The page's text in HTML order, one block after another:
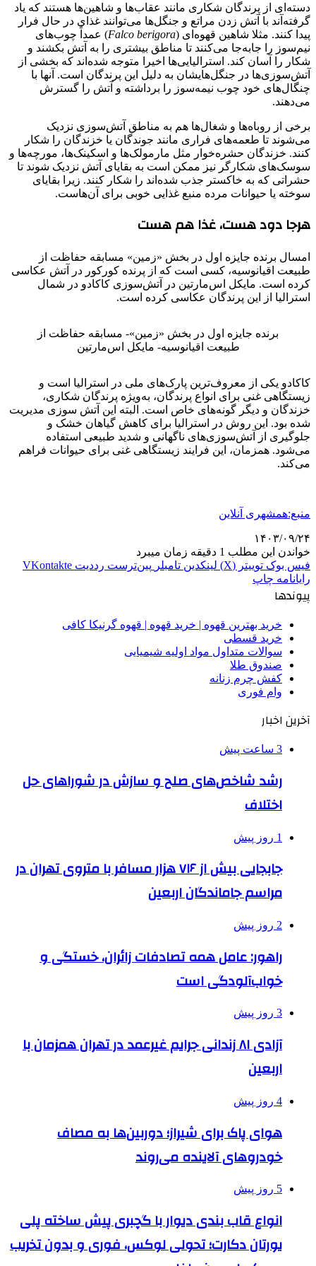
دسته‌ای از پرندگان شکاری مانند عقاب‌ها و شاهین‌ها هستند که یاد
گرفته‌آند با آتش زدن مراتع و جنگل‌ها می‌توانند غذای در حال فرار
پیدا کنند. مثلا شاهین قهوه‌ای (Falco berigora) عمداً چوب‌های
نیم‌سوز را جابه‌جا می‌کنند تا مناطق بیشتری را به آتش بکشند و
شکار را آسان کند. استرالیایی‌ها اخیرا متوجه شده‌اند که بخشی از
آتش‌سوزی‌ها در جنگل‌هایشان به دلیل این پرندگان است. آنها با
چنگال‌های خود چوب نیمه‌سوز را برداشته و آتش را گسترش
می‌دهند.
برخی از روباه‌ها و شغال‌ها هم به مناطق آتش‌سوزی نزدیک
می‌شوند تا طعمه‌های فراری مانند جوندگان یا خزندگان را شکار
کنند. خزندگان حشره‌خوار مثل مارمولک‌ها و اسکینک‌ها، مورچه‌ها و
سوسک‌های شکارگر نیز ممکن است به بقایای آتش نزدیک شوند تا
حشراتی که به خاکستر جذب شده‌اند را شکار کنند. زیرا بقایای
سوخته یا حیوانات مرده منبع غذایی خوبی برای آن‌هاست.
هرجا دود هست، غذا هم هست
امسال برنده جایزه اول در بخش «زمین» مسابقه حفاظت از
طبیعت اقیانوسیه، کسی است که از پرنده کورکور در آتش عکاسی
کرده است. مایکل اس‌مارتین در آتش‌سوزی کاکادو در شمال
استرالیا از این پرندگان عکاسی کرده است.
برنده جایزه اول در بخش «زمین»- مسابقه حفاظت از
طبیعت اقیانوسیه- مایکل اس‌مارتین
کاکادو یکی از معروف‌ترین پارک‌های ملی در استرالیا است و
زیستگاهی غنی برای انواع پرندگان، به‌ویژه پرندگان شکاری،
خزندگان و دیگر گونه‌های خاص است. البته این آتش سوزی مدیریت
شده بود. این روش در استرالیا برای کاهش گیاهان خشک و
جلوگیری از آتش‌سوزی‌های ناگهانی و شدید طبیعی استفاده
می‌شود. همزمان، این فرایند زیستگاهی غنی برای حیوانات فراهم
می‌کند.
منبع:همشهری آنلاین
۱۴۰۳/۰۹/۲۴
خواندن این مطلب 1 دقیقه زمان میبرد
فیس بوک توییتر (X) لینکدین ‫تامبلر ‫پین‌ترست ‫رددیت ‫VKontakte
رایانامه چاپ
پیوندها
خرید بهترین قهوه | خرید قهوه | قهوه گرنیکا کافی
خرید قسطی
سوالات متداول مواد اولیه شیمیایی
صندوق طلا
کفش چرم زنانه
وام فوری
آخرین اخبار
3 ساعت پیش
رشد شاخص‌های صلح و سازش در شوراهای حل
اختلاف
1 روز پیش
جابجایی بیش از ۷۱۶ هزار مسافر با متروی تهران در
مراسم جاماندگان اربعین
2 روز پیش
راهور: عامل همه تصادفات زائران، خستگی و
خواب‌آلودگی است
3 روز پیش
آزادی ۸۱ زندانی جرایم غیرعمد در تهران همزمان با
اربعین
4 روز پیش
هوای پاک برای شیراز؛ دوربین‌ها به مصاف
خودروهای آلاینده می‌روند
5 روز پیش
انواع قاب بندی دیوار با گچبری پیش ساخته پلی
یورتان دکارت؛ تحولی لوکس، فوری و بدون تخریب